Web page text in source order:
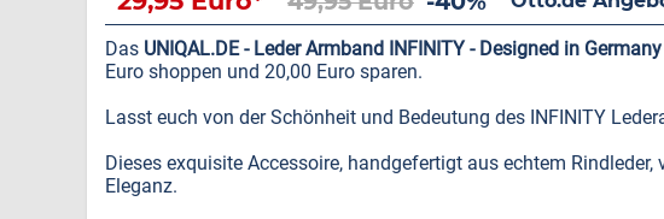
Das UNIQAL.DE - Leder Armband INFINITY - Designed in Germany
Euro shoppen und 20,00 Euro sparen.
Lasst euch von der Schönheit und Bedeutung des INFINITY
Dieses exquisite Accessoire, handgefertigt aus echtem
Eleganz.